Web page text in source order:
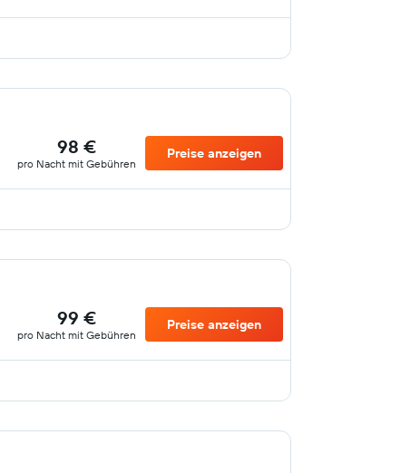
98 €
pro Nacht mit Gebühren
Preise anzeigen
99 €
pro Nacht mit Gebühren
Preise anzeigen